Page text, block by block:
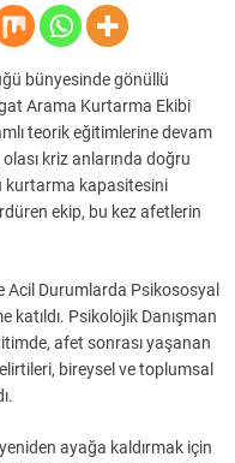
bünyesinde gönüllü
Arama Kurtarma Ekibi
teorik eğitimlerine devam
kriz anlarında doğru
kurtarma kapasitesini
ekip, bu kez afetlerin
Acil Durumlarda Psikososyal
katıldı. Psikolojik Danışman
afet sonrası yaşanan
bireysel ve toplumsal
ayağa kaldırmak için